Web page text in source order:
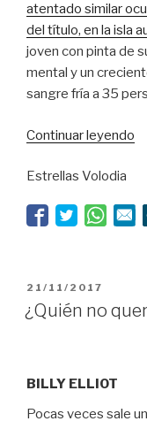
atentado similar
del título, en la isla
joven con pinta de
mental y un
sangre fría a 35
Continuar leyendo
Estrellas Volodia
PUBLICADO
EL
21/11/2017
¿Quién no
BILLY ELLIOT
Pocas veces sale